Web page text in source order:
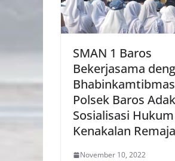
SMAN 1 Baros
Bekerjasama
Bhabinkamtibmas
Polsek Baros
Sosialisasi Hukum
Kenakalan Remaja
November 10, 2022